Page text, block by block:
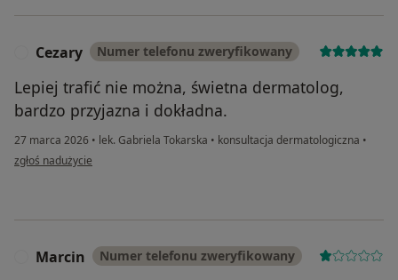
Cezary Numer telefonu zweryfikowany
Lepiej trafić nie można, świetna dermatolog,
bardzo przyjazna i dokładna.
27 marca 2026 • lek. Gabriela Tokarska • konsultacja dermatologiczna •
w opinii użytkownika Cezary
zgłoś nadużycie
Marcin Numer telefonu zweryfikowany